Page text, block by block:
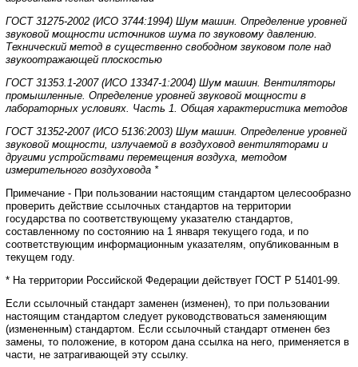
ГОСТ31275-2002 (ИСО 3744:1994) Шум машин. Определение уровней
звуковой мощности источников шума по звуковому давлению.
Технический метод в существенно свободном звуковом поле над
звукоотражающей плоскостью
ГОСТ 31353.1-2007(ИСО 13347-1:2004) Шум машин. Вентиляторы
промышленные. Определение уровней звуковой мощности в
лабораторных условиях. Часть 1. Общая характеристика методов
ГОСТ31352-2007(ИСО 5136:2003) Шум машин. Определение уровней
звуковой мощности, излучаемой в воздуховод вентиляторами и
другими устройствами перемещения воздуха, методом
измерительного воздуховода *
Примечание - При пользовании настоящим стандартом целесообразно
проверить действие ссылочных стандартов на территории
государства по соответствующему указателю стандартов,
составленному по состоянию на1 января текущего года, и по
соответствующим информационным указателям, опубликованным в
текущем году.
* На территории Российской Федерации действует ГОСТ Р 51401-99.
Если ссылочный стандарт заменен (изменен), то при пользовании
настоящим стандартом следует руководствоваться заменяющим
(измененным) стандартом. Если ссылочный стандарт отменен без
замены, то положение, в котором дана ссылка на него, применяется в
части, не затрагивающей эту ссылку.